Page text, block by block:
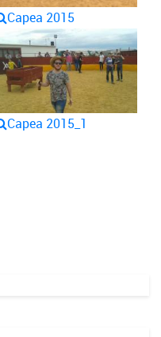
Capea 2015
Capea 2015_1